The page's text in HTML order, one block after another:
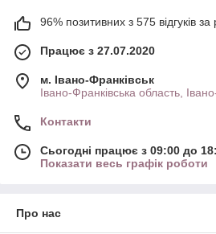
96% позитивних з 575 відгуків за
Працює з 27.07.2020
м. Івано-Франківськ
Івано-Франківська область,
Контакти
Сьогодні працює з 09:00 до
Показати весь графік роботи
Про нас